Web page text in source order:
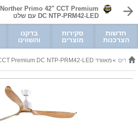
Norther Primo 42" CCT Premium
DC NTP-PRM42-LED עם שלט
חדשות
הצרכנות
סקירות
מוצרים
בדקנו
והשווינו
>מאוורר Norther Primo 42" CCT Premium DC NTP-PRM42-LED עם שלט